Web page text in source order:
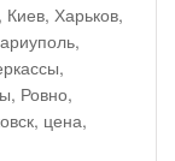
Харьков,
Ровно,
цена,